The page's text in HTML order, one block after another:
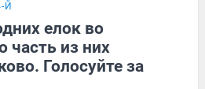
Й
елок во
часть из них
Голосуйте за